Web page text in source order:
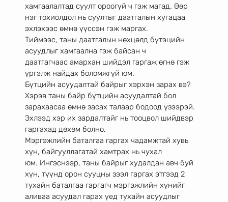
хамгаалалтад суулт ороогүй ч гэж магад. Өөр
нэг тохиолдол нь суултыг даатгалын хугацаа
эхлэхээс өмнө үүссэн гэж маргах.
Тиймээс, таны даатгалын нөхцөлд бүтэцийн
асуудлыг хамгаална гэж байсан ч
даатгагчаас амархан шийдэл гаргаж өгнө гэж
үргэлж найдах боломжгүй юм.
Бүтцийн асуудалтай байрыг хэрхэн зарах вэ?
Хэрэв таны байр бүтцийн асуудалтай бол
зарахаасаа өмнө засах талаар бодоод үзээрэй.
Эхлээд хэр их зардалтайг нь тооцвол шийдвэр
гаргахад дөхөм болно.
Мэргэжлийн баталгаа гаргах чадамжтай хувь
хүн, байгууллагатай хамтрах нь чухал
юм. Ингэснээр, таны байрыг худалдан авч буй
хүн, түүнд орон сууцны зээл гаргах этгээд 2
тухайн баталгаа гаргагч мэргэжлийн хүнийг
аливаа асуудал гарах үед тухайн асуудлыг